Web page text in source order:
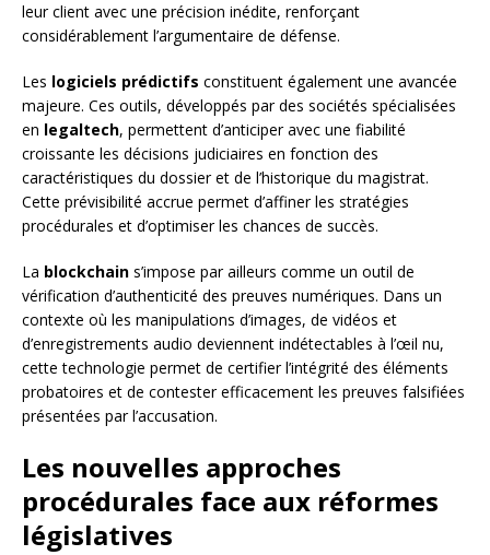
leur client avec une précision inédite, renforçant
considérablement l’argumentaire de défense.
Les logiciels prédictifs constituent également une avancée
majeure. Ces outils, développés par des sociétés spécialisées
en legaltech, permettent d’anticiper avec une fiabilité
croissante les décisions judiciaires en fonction des
caractéristiques du dossier et de l’historique du magistrat.
Cette prévisibilité accrue permet d’affiner les stratégies
procédurales et d’optimiser les chances de succès.
La blockchain s’impose par ailleurs comme un outil de
vérification d’authenticité des preuves numériques. Dans un
contexte où les manipulations d’images, de vidéos et
d’enregistrements audio deviennent indétectables à l’œil nu,
cette technologie permet de certifier l’intégrité des éléments
probatoires et de contester efficacement les preuves falsifiées
présentées par l’accusation.
Les nouvelles approches
procédurales face aux réformes
législatives